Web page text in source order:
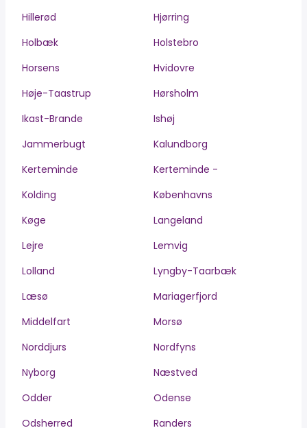
Hillerød
Hjørring
Holbæk
Holstebro
Horsens
Hvidovre
Høje-Taastrup
Hørsholm
Ikast-Brande
Ishøj
Jammerbugt
Kalundborg
Kerteminde
Kerteminde -
Kolding
Københavns
Køge
Langeland
Lejre
Lemvig
Lolland
Lyngby-Taarbæk
Læsø
Mariagerfjord
Middelfart
Morsø
Norddjurs
Nordfyns
Nyborg
Næstved
Odder
Odense
Odsherred
Randers